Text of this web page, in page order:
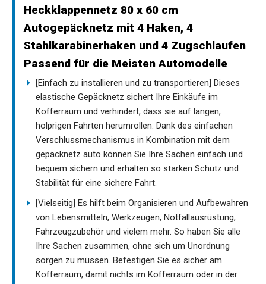
Heckklappennetz 80 x 60 cm
Autogepäcknetz mit 4 Haken, 4
Stahlkarabinerhaken und 4 Zugschlaufen
Passend für die Meisten Automodelle
[Einfach zu installieren und zu transportieren] Dieses
elastische Gepäcknetz sichert Ihre Einkäufe im
Kofferraum und verhindert, dass sie auf langen,
holprigen Fahrten herumrollen. Dank des einfachen
Verschlussmechanismus in Kombination mit dem
gepäcknetz auto können Sie Ihre Sachen einfach und
bequem sichern und erhalten so starken Schutz und
Stabilität für eine sichere Fahrt.
[Vielseitig] Es hilft beim Organisieren und Aufbewahren
von Lebensmitteln, Werkzeugen, Notfallausrüstung,
Fahrzeugzubehör und vielem mehr. So haben Sie alle
Ihre Sachen zusammen, ohne sich um Unordnung
sorgen zu müssen. Befestigen Sie es sicher am
Kofferraum, damit nichts im Kofferraum oder in der